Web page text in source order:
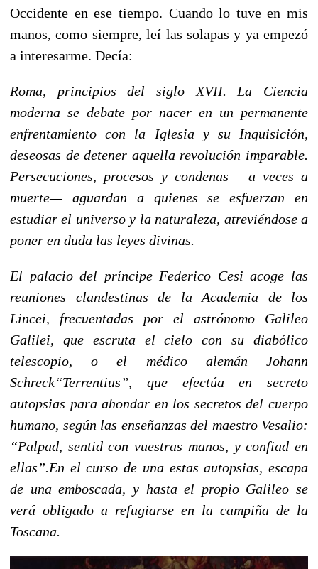
Occidente en ese tiempo. Cuando lo tuve en mis
manos, como siempre, leí las solapas y ya empezó
a interesarme. Decía:
Roma, principios del siglo XVII. La Ciencia
moderna se debate por nacer en un permanente
enfrentamiento con la Iglesia y su Inquisición,
deseosas de detener aquella revolución imparable.
Persecuciones, procesos y condenas —a veces a
muerte— aguardan a quienes se esfuerzan en
estudiar el universo y la naturaleza, atreviéndose a
poner en duda las leyes divinas.
El palacio del príncipe Federico Cesi acoge las
reuniones clandestinas de la Academia de los
Lincei, frecuentadas por el astrónomo Galileo
Galilei, que escruta el cielo con su diabólico
telescopio, o el médico alemán Johann
Schreck“Terrentius”, que efectúa en secreto
autopsias para ahondar en los secretos del cuerpo
humano, según las enseñanzas del maestro Vesalio:
“Palpad, sentid con vuestras manos, y confiad en
ellas”.En el curso de una estas autopsias, escapa
de una emboscada, y hasta el propio Galileo se
verá obligado a refugiarse en la campiña de la
Toscana.